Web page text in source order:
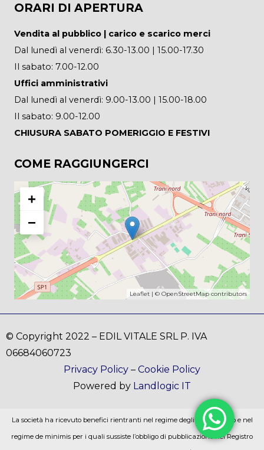
ORARI DI APERTURA
Vendita al pubblico | carico e scarico merci
Dal lunedì al venerdì: 6.30-13.00 | 15.00-17.30
Il sabato: 7.00-12.00
Uffici amministrativi
Dal lunedì al venerdì: 9.00-13.00 | 15.00-18.00
Il sabato: 9.00-12.00
CHIUSURA SABATO POMERIGGIO E FESTIVI
COME RAGGIUNGERCI
+
−
Leaflet | © OpenStreetMapcontributors
© Copyright 2022 – EDIL VITALE SRL P. IVA
06684060723
Privacy Policy – Cookie Policy
Powered by Landlogic IT
La società ha ricevuto benefici rientranti nel regime degli aiuti di stato e nel
regime de minimis per i quali sussiste l’obbligo di pubblicazione nel Registro